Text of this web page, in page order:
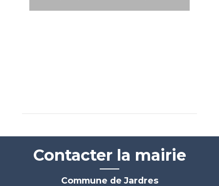
Contacter la mairie
Commune de Jardres